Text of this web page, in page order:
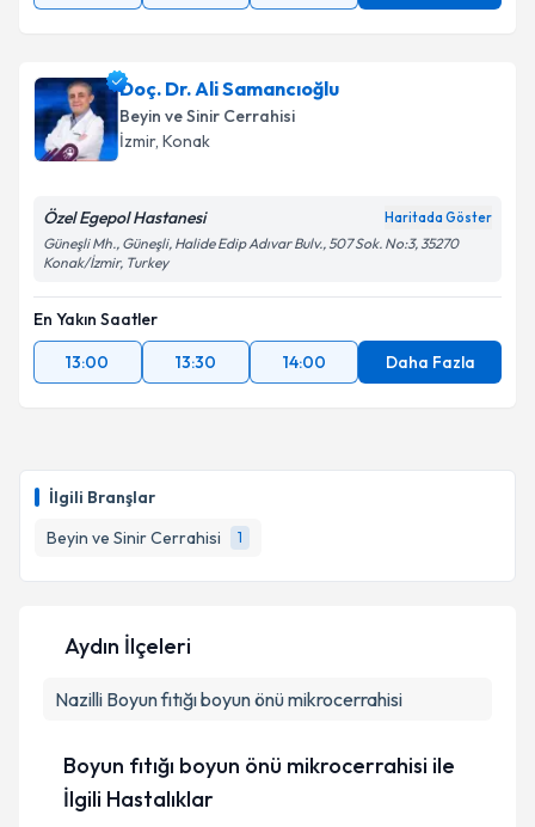
İlgili Branşlar
Beyin ve Sinir Cerrahisi
1
Doç. Dr. Ali Samancıoğlu
Beyin ve Sinir Cerrahisi
İzmir, Konak
Özel Egepol Hastanesi Haritada Göster
Güneşli Mh., Güneşli, Halide Edip Adıvar Bulv., 507 Sok. No:3, 35270
Konak/İzmir, Turkey
En Yakın Saatler
13:00
13:30 14:00 Daha Fazla
Aydın İlçeleri
Nazilli Boyun fıtığı boyun önü mikrocerrahisi
Boyun fıtığı boyun önü mikrocerrahisi ile
İlgili Hastalıklar